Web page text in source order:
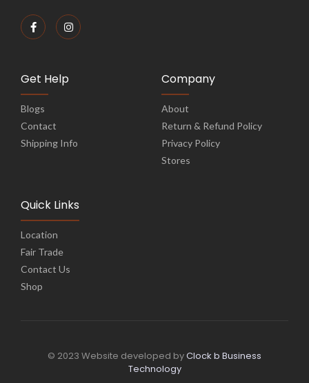
Get Help
Blogs
Contact
Shipping Info
Company
About
Return & Refund Policy
Privacy Policy
Stores
Quick Links
Location
Fair Trade
Contact Us
Shop
© 2023 Website developed byClock b Business
Technology